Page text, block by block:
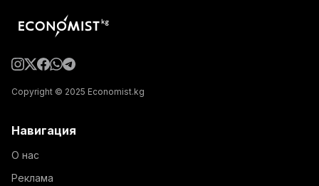
Copyright © 2025 Economist.kg
Навигация
О нас
Реклама